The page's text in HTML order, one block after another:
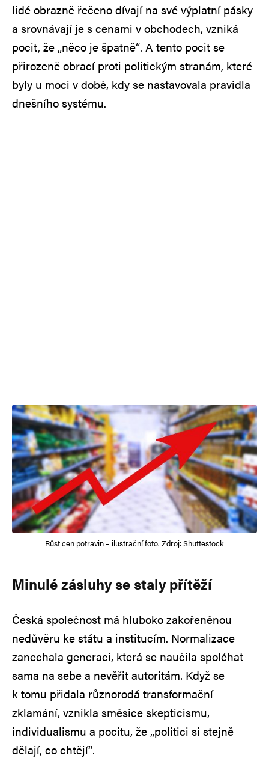
lidé obrazně řečeno dívají na své výplatní pásky
a srovnávají je s cenami v obchodech, vzniká
pocit, že „něco je špatně“. A tento pocit se
přirozeně obrací proti politickým stranám, které
byly u moci v době, kdy se nastavovala pravidla
dnešního systému.
Růst cen potravin – ilustrační foto. Zdroj: Shuttestock
Minulé zásluhy se staly přítěží
Česká společnost má hluboko zakořeněnou
nedůvěru ke státu a institucím. Normalizace
zanechala generaci, která se naučila spoléhat
sama na sebe a nevěřit autoritám. Když se
k tomu přidala různorodá transformační
zklamání, vznikla směsice skepticismu,
individualismu a pocitu, že „politici si stejně
dělají, co chtějí“.